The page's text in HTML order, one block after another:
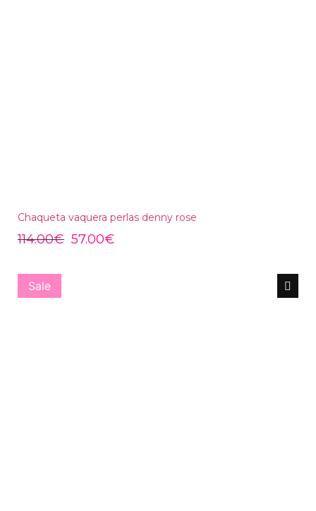
Chaqueta vaquera perlas denny rose
114.00€ 57.00€
Sale